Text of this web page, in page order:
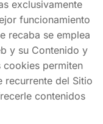
exclusivamente
funcionamiento
recaba se emplea
y su Contenido y
cookies permiten
recurrente del Sitio
contenidos